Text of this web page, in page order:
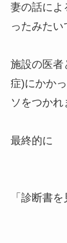
妻の話によ
ったみたい
施設の医者
症)にかか
ソをつかれ
最終的に
「診断書を